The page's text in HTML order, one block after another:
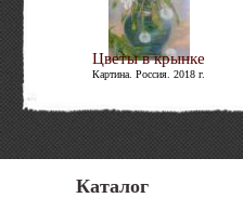
Цветы в крынке
Картина. Россия. 2018 г.
Каталог